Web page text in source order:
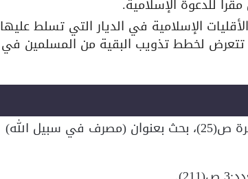
للدعوة الإسلامية.
الإسلامية في الديار التي تسلط عليها
تتعرض لخطط تذويب البقية من المسلمين في
1. فتاوى وتوصيات ندوات قضايا الزكاة المعاصرة ص(25)، بحث بعنوان (مصرف في سبيل الله)